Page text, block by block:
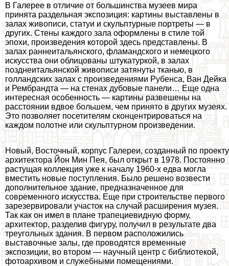
В Галерее в отличие от большинства музеев мира
принята раздельная экспозиция: картины выставлены в
залах живописи, статуи и скульптурные портреты — в
других. Стены каждого зала оформлены в стиле той
эпохи, произведения которой здесь представлены. В
залах раннеитальянского, фламaндского и немецкого
искусства они облицованы штукатуркой, в залах
позднеитальянской живописи затянуты тканью, в
голландских залах с произведениями Рубенса, Ван Дейка
и Рембрандта — на стенах дубовые панели… Еще одна
интересная особенность — картины развешены на
расстоянии вдвое большем, чем принято в других музеях.
Это позволяет посетителям сконцентрироваться на
каждом полотне или скульптурном произведении.
Новый, Восточный, корпус Галереи, созданный по проекту
архитектора Йон Мин Пея, был открыт в 1978. Постоянно
растущая коллекция уже к началу 1960-х едва могла
вместить новые поступления. Было решено возвести
дополнительное здание, предназначенное для
современного искусства. Еще при строительстве первого
зарезервировали участок на случай расширения музея.
Так как он имел в плане трапециевидную форму,
архитектор, разделив фигуру, получил в результате два
треугольных здания. В первом расположились
выставочные залы, где проводятся временные
экспозиции, во втором — научный центр с библиотекой,
фотоархивом и служебными помещениями.